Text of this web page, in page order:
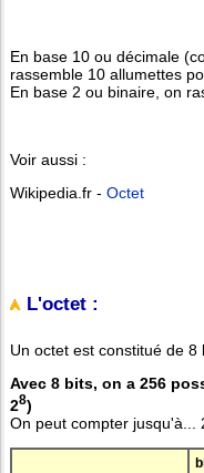
En base 10 ou décimale
rassemble 10 allumettes
En base 2 ou binaire, on
Voir aussi :
Wikipedia.fr - Octet
L'octet :
Un octet est constitué de 8
Avec 8 bits, on a 256
28)
On peut compter jusqu'à...